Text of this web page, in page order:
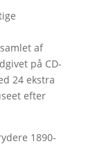
af
på CD-
24 ekstra
efter
1890-